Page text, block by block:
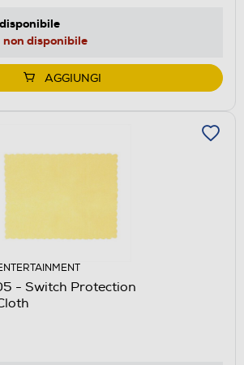
disponibile
non disponibile
AGGIUNGI
- Switch Protection